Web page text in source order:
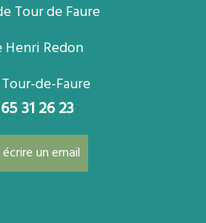
Tour de Faure
Henri Redon
de-Faure
31 26 23
un email